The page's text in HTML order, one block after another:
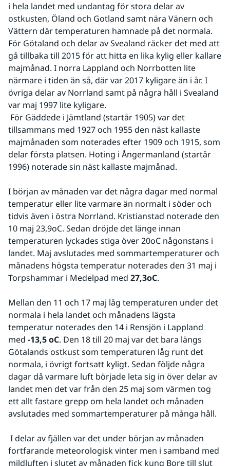
i hela landet med undantag för stora delar av
ostkusten, Öland och Gotland samt nära Vänern och
Vättern där temperaturen hamnade på det normala.
För Götaland och delar av Svealand räcker det med att
gå tillbaka till 2015 för att hitta en lika kylig eller kallare
majmånad. I norra Lappland och Norrbotten lite
närmare i tiden än så, där var 2017 kyligare än i år. I
övriga delar av Norrland samt på några håll i Svealand
var maj 1997 lite kyligare.
tillsammans med 1927 och 1955 den näst kallaste
majmånaden som noterades efter 1909 och 1915, som
delar första platsen. Hoting i Ångermanland (startår
1996) noterade sin näst kallaste majmånad.
I början av månaden var det några dagar med normal
temperatur eller lite varmare än normalt i söder och
tidvis även i östra Norrland. Kristianstad noterade den
10 maj 23,9oC. Sedan dröjde det länge innan
temperaturen lyckades stiga över 20oC någonstans i
landet. Maj avslutades med sommartemperaturer och
månadens högsta temperatur noterades den 31 maj i
Torpshammar i Medelpad med 27,3oC.
Mellan den 11 och 17 maj låg temperaturen under det
normala i hela landet och månadens lägsta
temperatur noterades den 14 i Rensjön i Lappland
med -13,5 oC. Den 18 till 20 maj var det bara längs
Götalands ostkust som temperaturen låg runt det
normala, i övrigt fortsatt kyligt. Sedan följde några
dagar då varmare luft började leta sig in över delar av
landet men det var från den 25 maj som värmen tog
ett allt fastare grepp om hela landet och månaden
avslutades med sommartemperaturer på många håll.
fortfarande meteorologisk vinter men i samband med
mildluften i slutet av månaden fick kung Bore till slut